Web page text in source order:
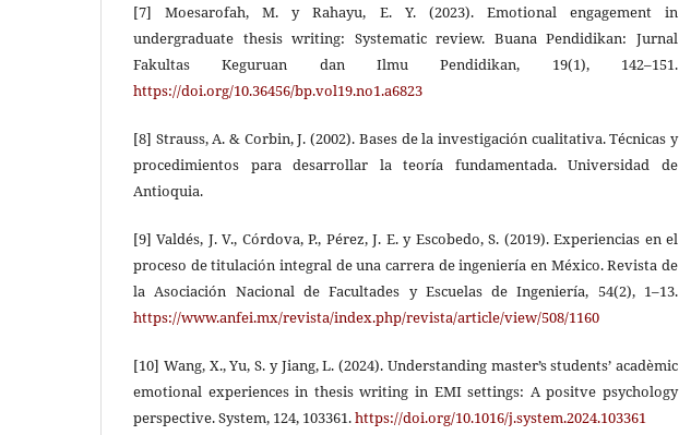
[7] Moesarofah, M. y Rahayu, E. Y. (2023). Emotional engagement in
undergraduate thesis writing: Systematic review. Buana Pendidikan: Jurnal
Fakultas Keguruan dan Ilmu Pendidikan, 19(1), 142–151.
https://doi.org/10.36456/bp.vol19.no1.a6823
[8] Strauss, A. & Corbin, J. (2002). Bases de la investigación cualitativa. Técnicas y
procedimientos para desarrollar la teoría fundamentada. Universidad de
Antioquia.
[9] Valdés, J. V., Córdova, P., Pérez, J. E. y Escobedo, S. (2019). Experiencias en el
proceso de titulación integral de una carrera de ingeniería en México. Revista de
la Asociación Nacional de Facultades y Escuelas de Ingeniería, 54(2), 1–13.
https://www.anfei.mx/revista/index.php/revista/article/view/508/1160
[10] Wang, X., Yu, S. y Jiang, L. (2024). Understanding master’s students’ acadèmic
emotional experiences in thesis writing in EMI settings: A positve psychology
perspective. System, 124, 103361.https://doi.org/10.1016/j.system.2024.103361